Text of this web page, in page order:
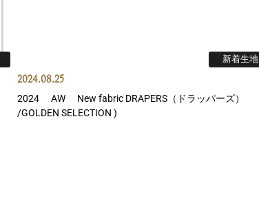
2024.08.25
新着生地
2024 AW New fabric DRAPERS（ドラッパーズ）
/GOLDEN SELECTION )